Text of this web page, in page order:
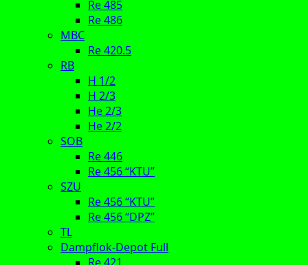
Re 485
Re 486
MBC
Re 420.5
RB
H 1/2
H 2/3
He 2/3
He 2/2
SOB
Re 446
Re 456 “KTU”
SZU
Re 456 “KTU”
Re 456 “DPZ”
TL
Dampflok-Depot Full